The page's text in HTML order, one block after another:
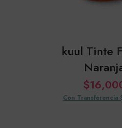
kuul Tinte
$
Con Transferencia